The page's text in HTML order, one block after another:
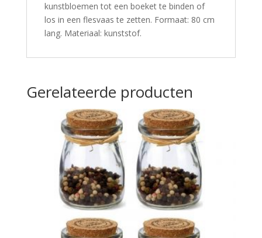
kunstbloemen tot een boeket te binden of
los in een flesvaas te zetten. Formaat: 80 cm
lang. Materiaal: kunststof.
Gerelateerde producten